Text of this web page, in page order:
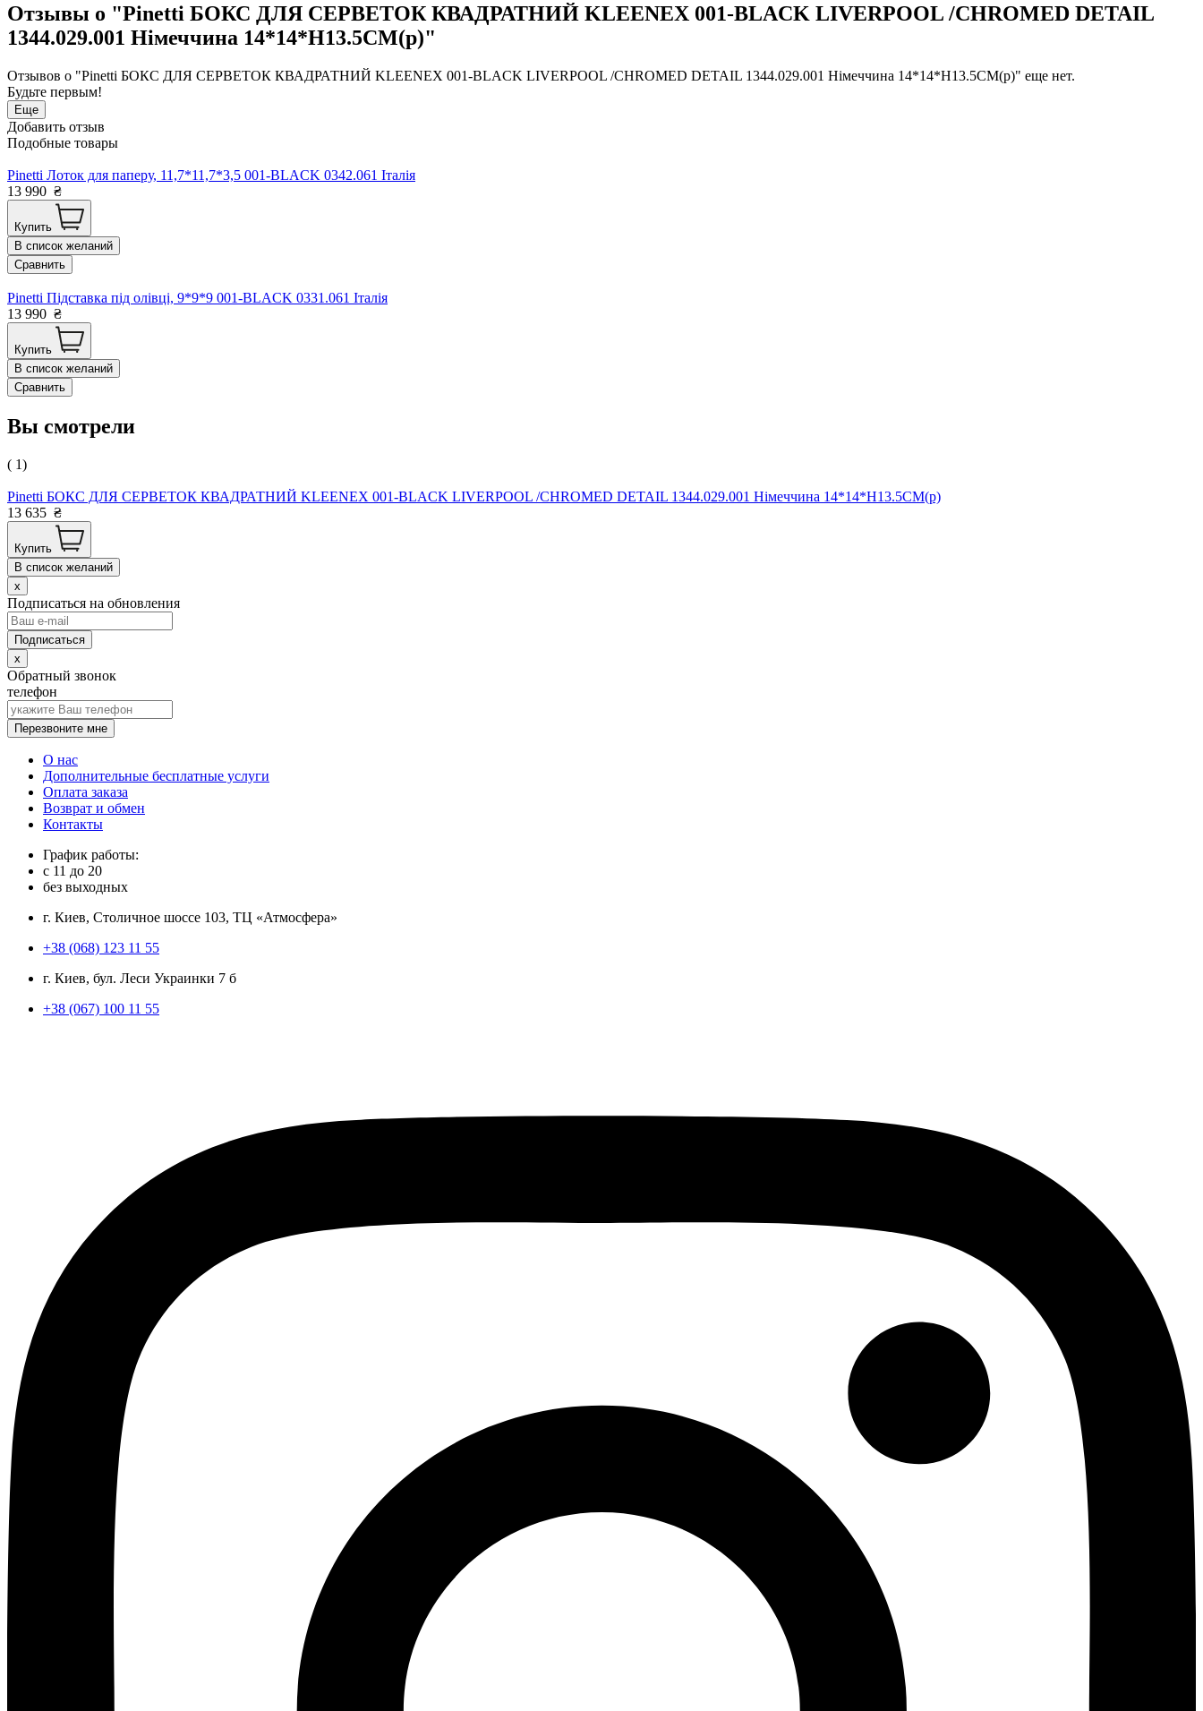
Отзывы о "Pinetti БОКС ДЛЯ СЕРВЕТОК КВАДРАТНИЙ KLEENEX 001-BLACK LIVERPOOL /CHROMED DETAIL
1344.029.001 Німеччина 14*14*H13.5CM(р)"
Отзывов о "Pinetti БОКС ДЛЯ СЕРВЕТОК КВАДРАТНИЙ KLEENEX 001-BLACK LIVERPOOL /CHROMED DETAIL 1344.029.001 Німеччина 14*14*H13.5CM(р)" еще нет.
Будьте первым!
Еще
Добавить отзыв
Подобные товары
Pinetti Лоток для паперу, 11,7*11,7*3,5 001-BLACK 0342.061 Італія
13 990 ₴
Купить
В список желаний
Сравнить
Pinetti Підставка під олівці, 9*9*9 001-BLACK 0331.061 Італія
13 990 ₴
Купить
В список желаний
Сравнить
Вы смотрели
( 1)
Pinetti БОКС ДЛЯ СЕРВЕТОК КВАДРАТНИЙ KLEENEX 001-BLACK LIVERPOOL /CHROMED DETAIL 1344.029.001 Німеччина 14*14*H13.5CM(р)
13 635 ₴
Купить
В список желаний
x
Подписаться на обновления
x
Обратный звонок
телефон
Перезвоните мне
О нас
Дополнительные бесплатные услуги
Оплата заказа
Возврат и обмен
Контакты
График работы:
с 11 до 20
без выходных
г. Киев, Столичное шоссе 103, ТЦ «Атмосфера»
+38 (068) 123 11 55
г. Киев, бул. Леси Украинки 7 б
+38 (067) 100 11 55